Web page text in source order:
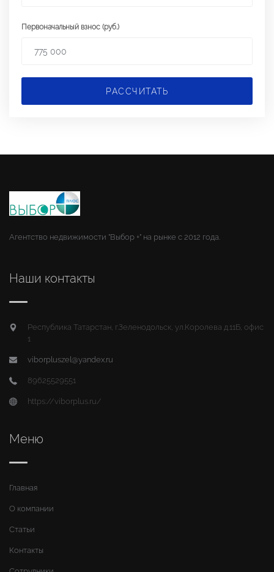
Первоначальный взнос (руб.)
РАССЧИТАТЬ
Агентство недвижимости "Выбор +" на рынке с 2012 года.
Наши контакты
Республика Татарстан, г.Зеленодольск, ул.Королева д.11Б, офис
1
viborpluszel@yandex.ru
89625529551
https://viborplus.ru/
Меню
Главная
О компании
Статьи
Контакты